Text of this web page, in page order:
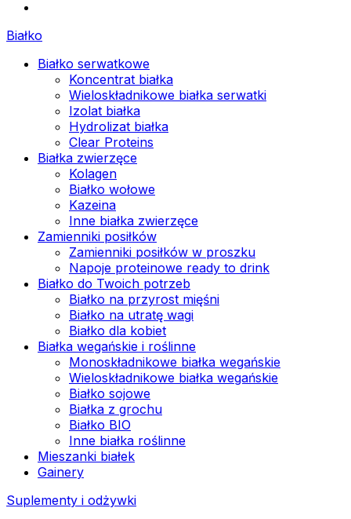
Białko
Białko serwatkowe
Koncentrat białka
Wieloskładnikowe białka serwatki
Izolat białka
Hydrolizat białka
Clear Proteins
Białka zwierzęce
Kolagen
Białko wołowe
Kazeina
Inne białka zwierzęce
Zamienniki posiłków
Zamienniki posiłków w proszku
Napoje proteinowe ready to drink
Białko do Twoich potrzeb
Białko na przyrost mięśni
Białko na utratę wagi
Białko dla kobiet
Białka wegańskie i roślinne
Monoskładnikowe białka wegańskie
Wieloskładnikowe białka wegańskie
Białko sojowe
Białka z grochu
Białko BIO
Inne białka roślinne
Mieszanki białek
Gainery
Suplementy i odżywki